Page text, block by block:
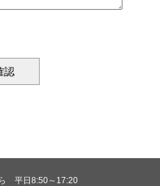
平日8:50～17:20